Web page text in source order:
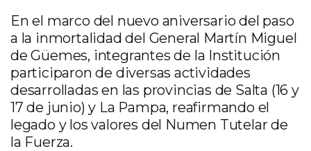
En el marco del nuevo aniversario del paso
a la inmortalidad del General Martín Miguel
de Güemes, integrantes de la Institución
participaron de diversas actividades
desarrolladas en las provincias de Salta (16 y
17 de junio) y La Pampa, reafirmando el
legado y los valores del Numen Tutelar de
la Fuerza.